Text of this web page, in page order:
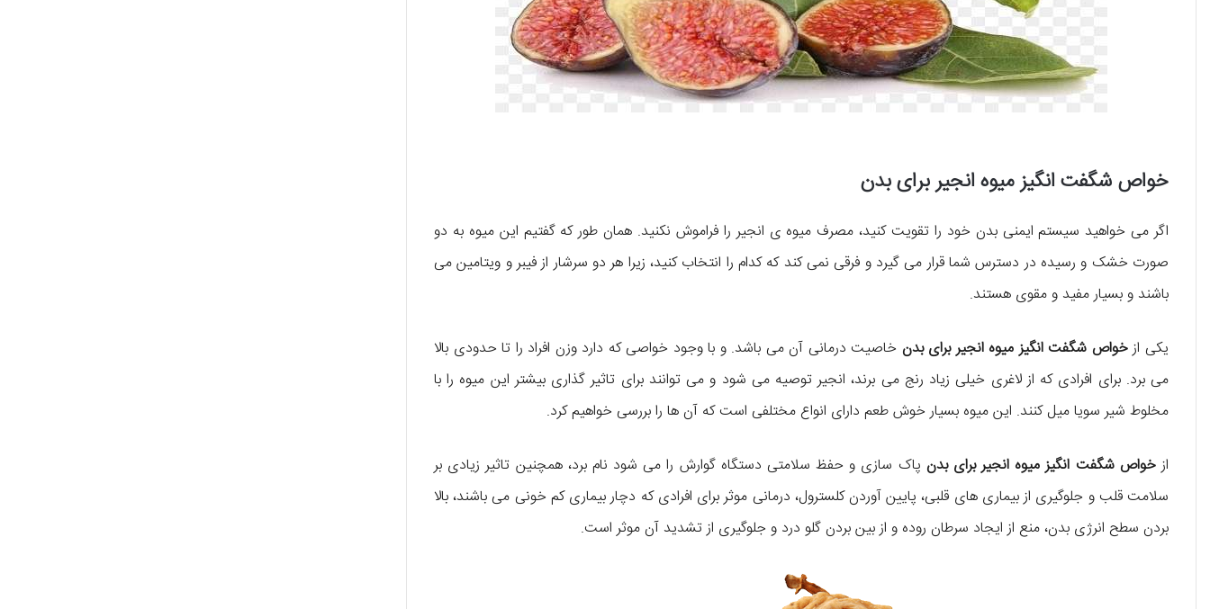
خواص شگفت انگیز میوه انجیر برای بدن
اگر می خواهید سیستم ایمنی بدن خود را تقویت کنید، مصرف میوه ی انجیر را فراموش نکنید. همان طور که گفتیم این میوه به دو
صورت خشک و رسیده در دسترس شما قرار می گیرد و فرقی نمی کند که کدام را انتخاب کنید، زیرا هر دو سرشار از فیبر و ویتامین می
باشند و بسیار مفید و مقوی هستند.
یکی ازخواص شگفت انگیز میوه انجیر برای بدن خاصیت درمانی آن می باشد. و با وجود خواصی که دارد وزن افراد را تا حدودی بالا
می برد. برای افرادی که از لاغری خیلی زیاد رنج می برند، انجیر توصیه می شود و می توانند برای تاثیر گذاری بیشتر این میوه را با
مخلوط شیر سویا میل کنند. این میوه بسیار خوش طعم دارای انواع مختلفی است که آن ها را بررسی خواهیم کرد.
ازخواص شگفت انگیز میوه انجیر برای بدن پاک سازی و حفظ سلامتی دستگاه گوارش را می شود نام برد، همچنین تاثیر زیادی بر
سلامت قلب و جلوگیری از بیماری های قلبی، پایین آوردن کلسترول، درمانی موثر برای افرادی که دچار بیماری کم خونی می باشند، بالا
بردن سطح انرژی بدن، منع از ایجاد سرطان روده و از بین بردن گلو درد و جلوگیری از تشدید آن موثر است.